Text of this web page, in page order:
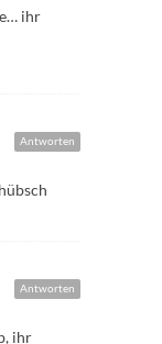
ihr
Antworten
Antworten
ihr